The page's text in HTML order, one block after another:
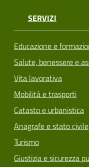
SERVIZI
Educazione e
Salute, benessere e
Vita lavorativa
Mobilità e trasporti
Catasto e urbanistica
Anagrafe e stato civile
Turismo
Giustizia e sicurezza